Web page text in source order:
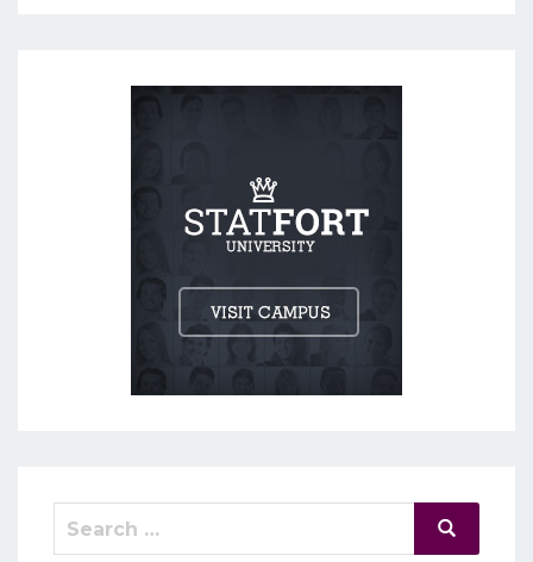
Search
for:
Search